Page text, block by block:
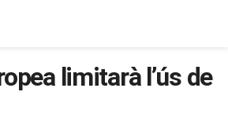
limitarà l’ús de